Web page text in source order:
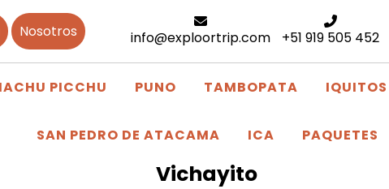
Nosotros info@exploortrip.com +51 919 505 452
PICCHU PUNO TAMBOPATA IQUITOS
SAN PEDRO DE ATACAMA ICA PAQUETES
Vichayito